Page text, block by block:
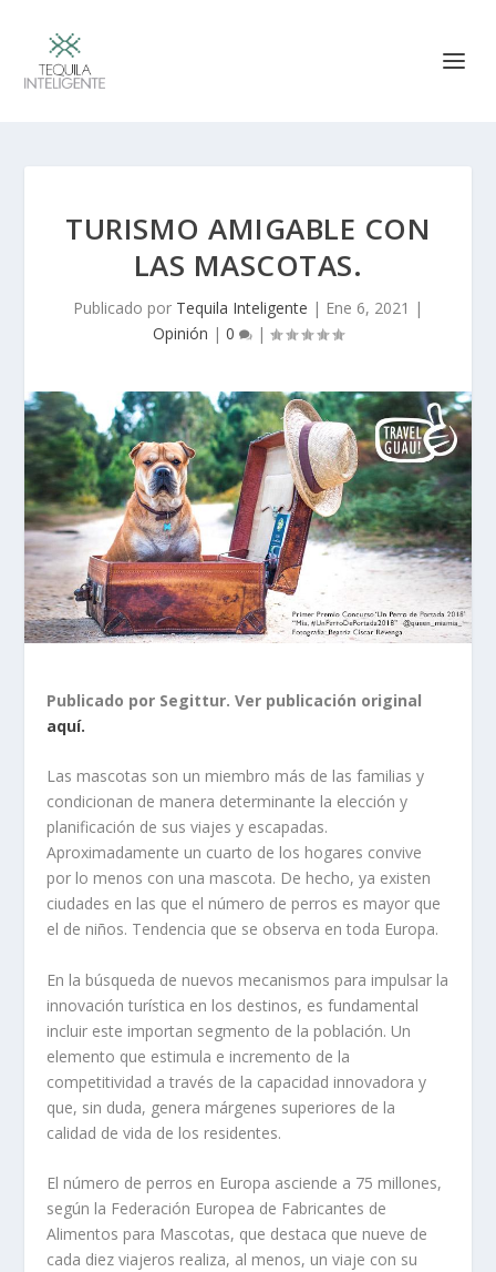
TURISMO AMIGABLE CON
LAS MASCOTAS.
Publicado por Tequila Inteligente | Ene 6, 2021 |
Opinión | 0 |
Publicado por Segittur. Ver publicación original
aquí.
Las mascotas son un miembro más de las familias y
condicionan de manera determinante la elección y
planificación de sus viajes y escapadas.
Aproximadamente un cuarto de los hogares convive
por lo menos con una mascota. De hecho, ya existen
ciudades en las que el número de perros es mayor que
el de niños. Tendencia que se observa en toda Europa.
En la búsqueda de nuevos mecanismos para impulsar la
innovación turística en los destinos, es fundamental
incluir este importan segmento de la población. Un
elemento que estimula e incremento de la
competitividad a través de la capacidad innovadora y
que, sin duda, genera márgenes superiores de la
calidad de vida de los residentes.
El número de perros en Euro­pa asciende a 75 millones,
según la Federación Europea de Fabricantes de
Alimentos para Mascotas, que destaca que nueve de
cada diez viajeros realiza, al menos, un viaje con su